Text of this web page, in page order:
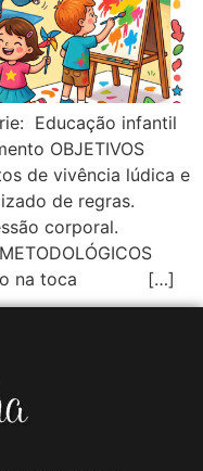
Educação infantil
OBJETIVOS
de vivência lúdica e
de regras.
corporal.
na toca […]